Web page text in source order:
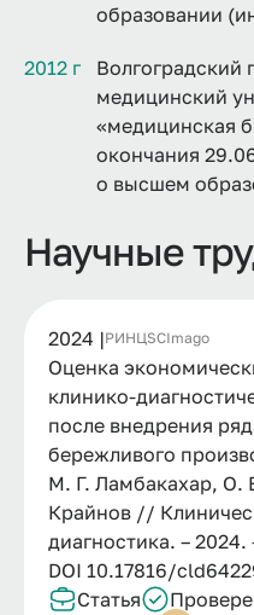
образовании
2012 г
Волгоградский
медицинский
«медицинская
окончания
о высшем
Научные
2024 |РИНЦSCImago
Оценка
клинико-
после внедрения
бережливого
М. Г. Ламбакахар, О.
Крайнов //
диагностика. –
DOI 10.17816/
Статья